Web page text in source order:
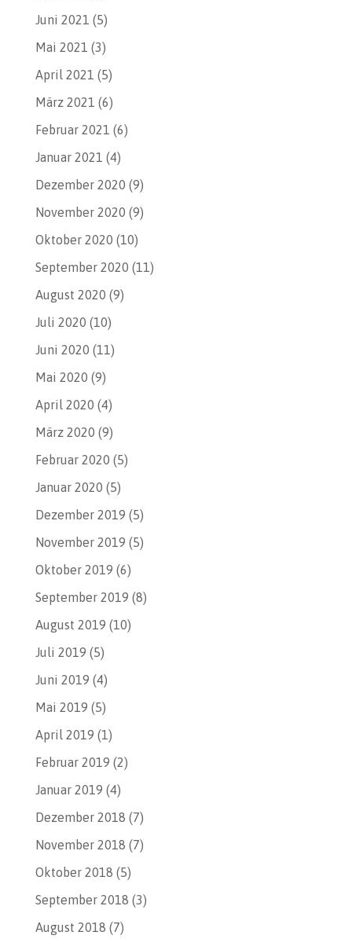
Juni 2021 (5)
Mai 2021 (3)
April 2021 (5)
März 2021 (6)
Februar 2021 (6)
Januar 2021 (4)
Dezember 2020 (9)
November 2020 (9)
Oktober 2020 (10)
September 2020 (11)
August 2020 (9)
Juli 2020 (10)
Juni 2020 (11)
Mai 2020 (9)
April 2020 (4)
März 2020 (9)
Februar 2020 (5)
Januar 2020 (5)
Dezember 2019 (5)
November 2019 (5)
Oktober 2019 (6)
September 2019 (8)
August 2019 (10)
Juli 2019 (5)
Juni 2019 (4)
Mai 2019 (5)
April 2019 (1)
Februar 2019 (2)
Januar 2019 (4)
Dezember 2018 (7)
November 2018 (7)
Oktober 2018 (5)
September 2018 (3)
August 2018 (7)